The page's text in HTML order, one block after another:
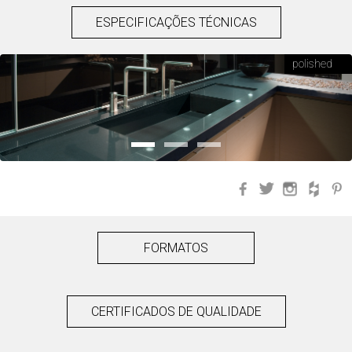
ESPECIFICAÇÕES TÉCNICAS
polished
Facebook
Twitter
FORMATOS
CERTIFICADOS DE QUALIDADE